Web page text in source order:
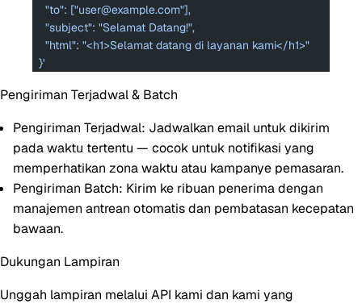
    "to": ["user@example.com"],
    "subject": "Selamat Datang!",
    "html": "<h1>Selamat datang di layanan kami</h1>"
  }'
Pengiriman Terjadwal & Batch
Pengiriman Terjadwal: Jadwalkan email untuk dikirim
pada waktu tertentu — cocok untuk notifikasi yang
memperhatikan zona waktu atau kampanye pemasaran.
Pengiriman Batch: Kirim ke ribuan penerima dengan
manajemen antrean otomatis dan pembatasan kecepatan
bawaan.
Dukungan Lampiran
Unggah lampiran melalui API kami dan kami yang